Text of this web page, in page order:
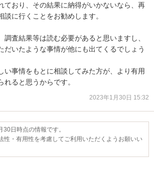
ており、その結果に納得がいかないなら、再
談に行くことをお勧めします。
調査結果等は読む必要があると思いますし、
だいたような事情が他にも出てくるでしょう
い事情をもとに相談してみた方が、より有用
ると思うからです。
2023年1月30日 15:32
日時点の情報です。
性・有用性を考慮してご利用いただくようお願いい